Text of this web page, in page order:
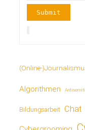
(Online-
Algorithmen
Bildungsarbeit Chat